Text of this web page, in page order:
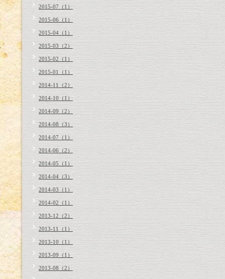
2015-07（1）
2015-06（1）
2015-04（1）
2015-03（2）
2015-02（1）
2015-01（1）
2014-11（2）
2014-10（1）
2014-09（2）
2014-08（3）
2014-07（1）
2014-06（2）
2014-05（1）
2014-04（3）
2014-03（1）
2014-02（1）
2013-12（2）
2013-11（1）
2013-10（1）
2013-09（1）
2013-08（2）